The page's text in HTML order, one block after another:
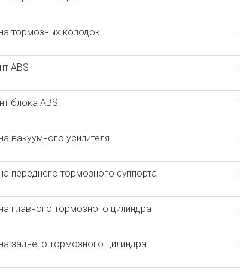
тормозных колодок
ABS
блока ABS
вакуумного усилителя
переднего тормозного суппорта
главного тормозного цилиндра
заднего тормозного цилиндра